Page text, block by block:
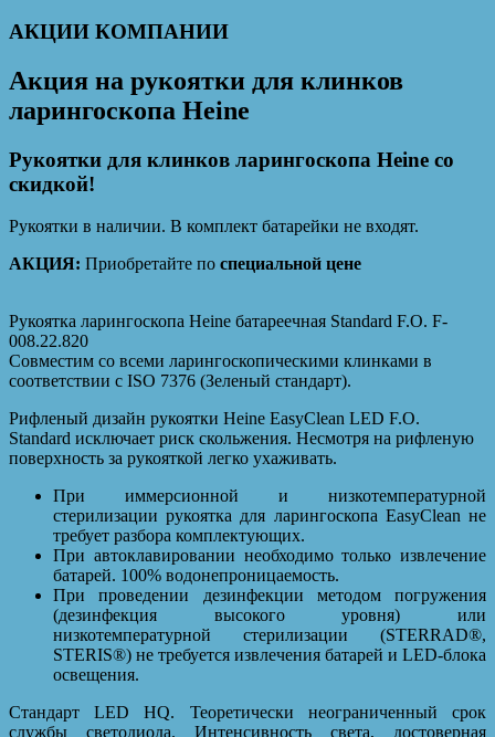
АКЦИИ КОМПАНИИ
Акция на рукоятки для клинков
ларингоскопа Heine
Рукоятки для клинков ларингоскопа Heine со
скидкой!
Рукоятки в наличии. В комплект батарейки не входят.
АКЦИЯ: Приобретайте по специальной цене
Рукоятка ларингоскопа Heine батареечная Standard F.O. F-
008.22.820
Совместим со всеми ларингоскопическими клинками в
соответствии с ISO 7376 (Зеленый стандарт).
Рифленый дизайн рукоятки Heine EasyClean LED F.O.
Standard исключает риск скольжения. Несмотря на рифленую
поверхность за рукояткой легко ухаживать.
При иммерсионной и низкотемпературной
стерилизации рукоятка для ларингоскопа EasyClean не
требует разбора комплектующих.
При автоклавировании необходимо только извлечение
батарей. 100% водонепроницаемость.
При проведении дезинфекции методом погружения
(дезинфекция высокого уровня) или
низкотемпературной стерилизации (STERRAD®,
STERIS®) не требуется извлечения батарей и LED-блока
освещения.
Стандарт LED HQ. Теоретически неограниченный срок
службы светодиода. Интенсивность света, достоверная